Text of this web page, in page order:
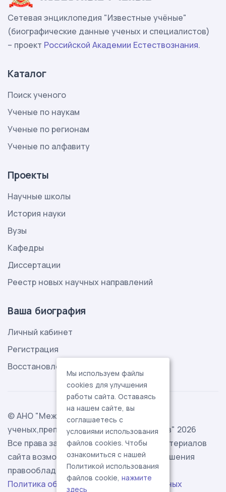
Сетевая энциклопедия "Известные учёные"
(биографические данные ученых и специалистов)
– проект Российской Академии Естествознания.
Каталог
Поиск ученого
Ученые по наукам
Ученые по регионам
Ученые по алфавиту
Проекты
Научные школы
История науки
Вузы
Кафедры
Диссертации
Реестр новых научных направлений
Ваша биография
Личный кабинет
Регистрация
Восстановление пароля
© АНО "Международная ассоциация
ученых,преподавателей и специалистов" 2026
Все права защищены. Использование материалов
сайта возможно исключительно с разрешения
правообладателя.
Политика обработки персональных данных
Мы используем файлы
cookies для улучшения
работы сайта. Оставаясь
на нашем сайте, вы
соглашаетесь с
условиями использования
файлов cookies. Чтобы
ознакомиться с нашей
Политикой использования
файлов cookie, нажмите
здесь